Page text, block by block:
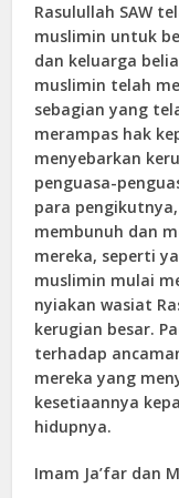
Rasulullah SAW
muslimin untuk
dan keluarga
muslimin telah
sebagian yang
merampas hak
menyebarkan
penguasa-
para
membunuh dan
mereka, seperti
muslimin mulai
nyiakan wasiat
kerugian besar.
terhadap
mereka yang
kesetiaannya
hidupnya.
Imam Ja’far dan